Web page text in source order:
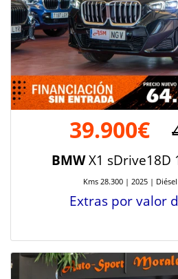
39.900€
BMWX1 sDrive18D
Kms 28.300 | 2025 |
Extras por valor